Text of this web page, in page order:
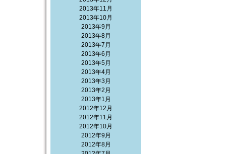
2013年11月
2013年10月
2013年9月
2013年8月
2013年7月
2013年6月
2013年5月
2013年4月
2013年3月
2013年2月
2013年1月
2012年12月
2012年11月
2012年10月
2012年9月
2012年8月